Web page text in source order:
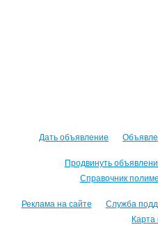
Дать объявление
Продвинуть
Справочник
Реклама на сайте Служба
Карта